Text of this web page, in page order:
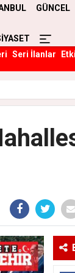
GÜNCEL
Seri İlanlar